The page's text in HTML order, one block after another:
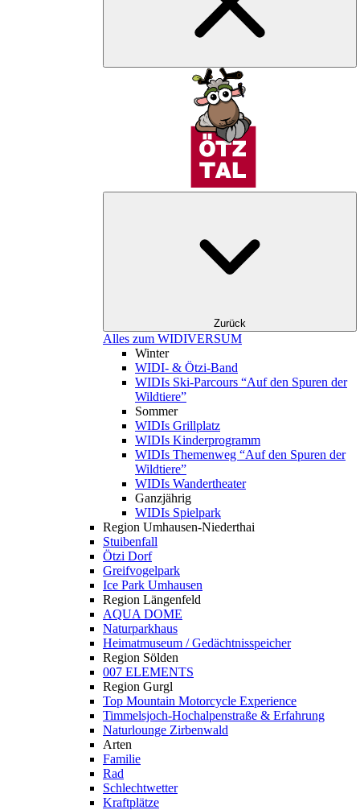
Zurück
Alles zum WIDIVERSUM
Winter
WIDI- & Ötzi-Band
WIDIs Ski-Parcours “Auf den Spuren der
Wildtiere”
Sommer
WIDIs Grillplatz
WIDIs Kinderprogramm
WIDIs Themenweg “Auf den Spuren der
Wildtiere”
WIDIs Wandertheater
Ganzjährig
WIDIs Spielpark
Region Umhausen-Niederthai
Stuibenfall
Ötzi Dorf
Greifvogelpark
Ice Park Umhausen
Region Längenfeld
AQUA DOME
Naturparkhaus
Heimatmuseum / Gedächtnisspeicher
Region Sölden
007 ELEMENTS
Region Gurgl
Top Mountain Motorcycle Experience
Timmelsjoch-Hochalpenstraße & Erfahrung
Naturlounge Zirbenwald
Arten
Familie
Rad
Schlechtwetter
Kraftplätze